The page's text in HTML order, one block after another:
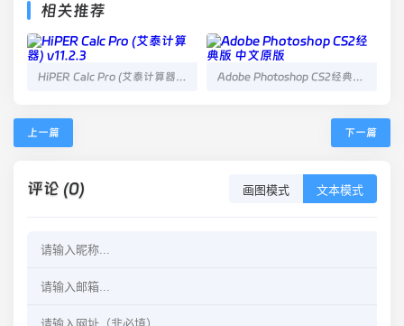
相关推荐
HiPER Calc Pro (艾泰计算器) v11.2.3 Adobe Photoshop CS2经典版 中文原版
上一篇 下一篇
评论 (0) 画图模式 文本模式